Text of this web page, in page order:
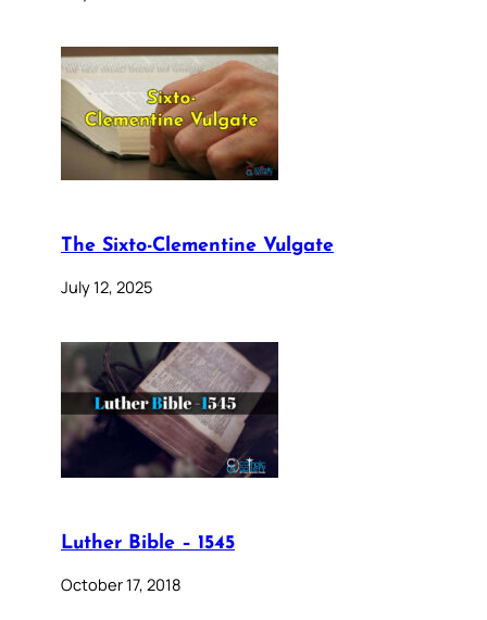
The Sixto-Clementine Vulgate
July 12, 2025
Luther Bible – 1545
October 17, 2018